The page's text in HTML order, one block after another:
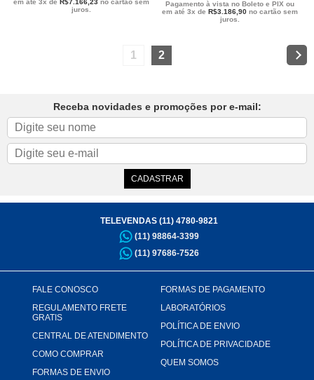
em até 3x de R$7.166,23no cartão sem
juros.
Pagamento à vista no Boleto e PIX ou
em até 3x de R$3.186,90no cartão sem
juros.
1 2
Receba novidades e promoções por e-mail:
TELEVENDAS (11) 4780-9821
(11) 98864-3399
(11) 97686-7526
FALE CONOSCO
REGULAMENTO FRETE
GRATIS
CENTRAL DE ATENDIMENTO
COMO COMPRAR
FORMAS DE ENVIO
FORMAS DE PAGAMENTO
LABORATÓRIOS
POLÍTICA DE ENVIO
POLÍTICA DE PRIVACIDADE
QUEM SOMOS